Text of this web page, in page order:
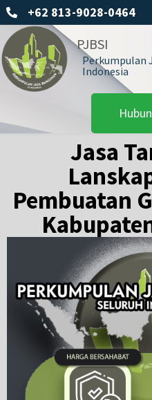
+62 813-9028-0464
PJBSI
Perkumpulan
Indonesia
Jasa
Pembuatan